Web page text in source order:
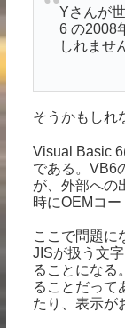
Yさんが
6 の2008
しれませ
そうかもしれ
Visual Basic
である。VB6
が、外部への
時にOEMコー
ここで問題に
JISが扱う文
ることになる
ることだって
たり、表示が